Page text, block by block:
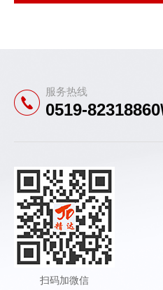
服务热线
0519-
扫码加微信